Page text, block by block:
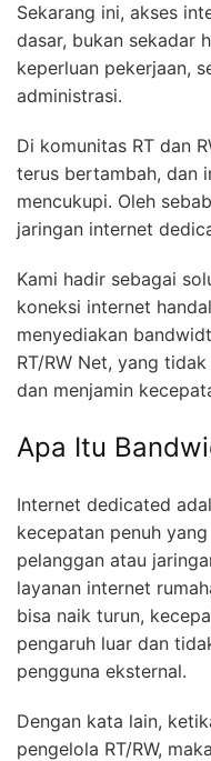
Sekarang ini, akses
dasar, bukan sekadar
keperluan pekerjaan,
administrasi.
Di komunitas RT dan
terus bertambah, dan
mencukupi. Oleh
jaringan internet
Kami hadir sebagai
koneksi internet
menyediakan
RT/RW Net, yang
dan menjamin
Apa Itu
Internet dedicated
kecepatan penuh
pelanggan atau
layanan internet
bisa naik turun,
pengaruh luar dan
pengguna eksternal.
Dengan kata lain,
pengelola RT/RW,